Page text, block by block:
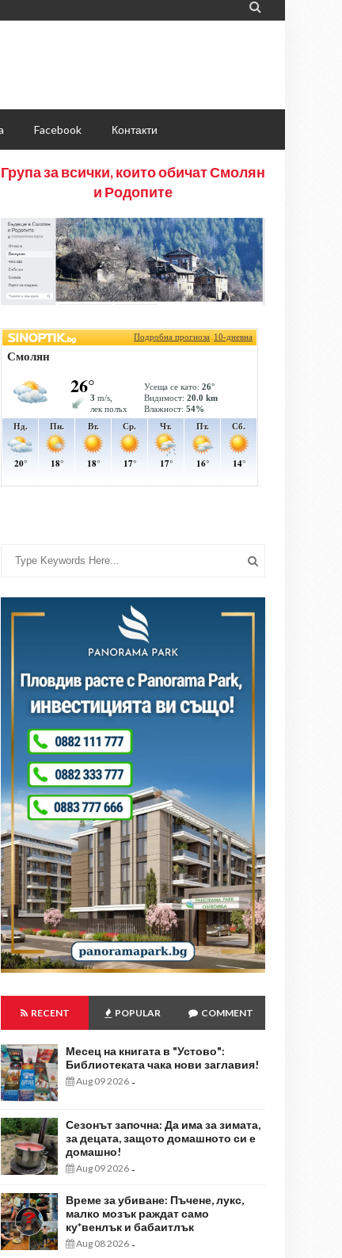

Facebook Контакти
Група за всички, които обичат Смолян
и Родопите
RECENT POPULAR COMMENT
Месец на книгата в "Устово":
Библиотеката чака нови заглавия!
Aug 09 2026 -
Сезонът започна: Да има за зимата,
за децата, защото домашното си е
домашно!
Aug 09 2026 -
Време за убиване: Пъчене, лукс,
малко мозък раждат само
ку*венлък и бабаитлък
Aug 08 2026 -